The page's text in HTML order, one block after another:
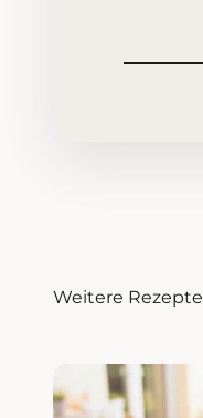
Weitere Rezepte